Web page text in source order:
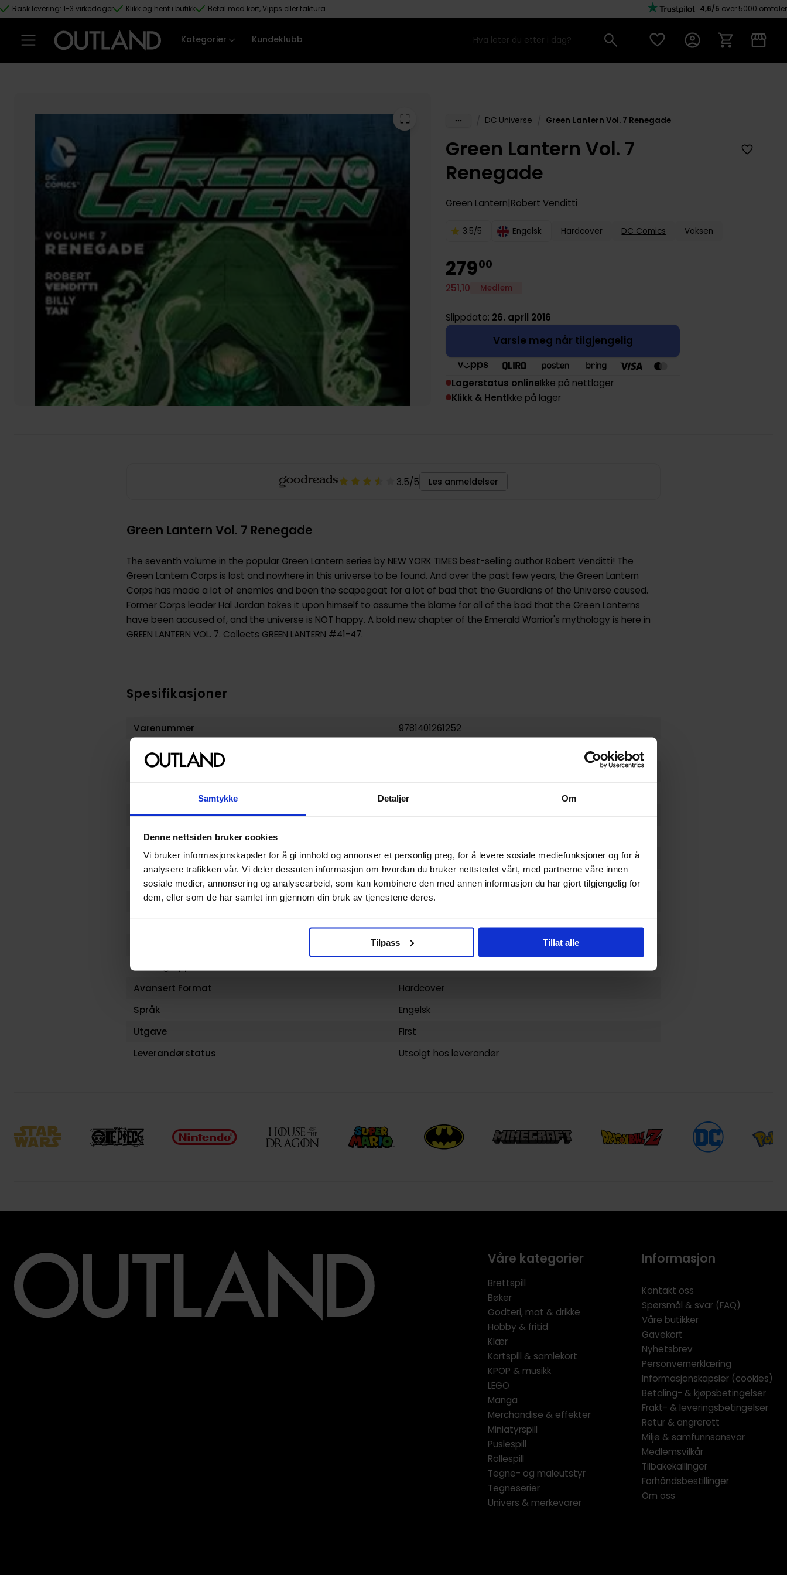
Samtykke Detaljer Om
Denne nettsiden bruker cookies
Vi bruker informasjonskapsler for å gi innhold og annonser et personlig preg, for å levere sosiale mediefunksjoner og for å
analysere trafikken vår. Vi deler dessuten informasjon om hvordan du bruker nettstedet vårt, med partnerne våre innen
sosiale medier, annonsering og analysearbeid, som kan kombinere den med annen informasjon du har gjort tilgjengelig for
dem, eller som de har samlet inn gjennom din bruk av tjenestene deres.
Tilpass Tillat alle
Hopp til hovedinnhold
Rask levering: 1-3 virkedager Klikk og hent i butikk Betal med kort, Vipps eller faktura 4,6/5 over 5000 omtaler
Kategorier Kundeklubb
DC Universe Green Lantern Vol. 7 Renegade
Green Lantern Vol. 7
Renegade
Green Lantern Robert Venditti
3.5/5 Engelsk Hardcover DC Comics Voksen
27900
251,10 Medlem
Slippdato: 26. april 2016
Varsle meg når tilgjengelig
Lagerstatus onlineIkke på nettlager
Klikk & HentIkke på lager
3.5/5 Les anmeldelser
Green Lantern Vol. 7 Renegade
The seventh volume in the popular Green Lantern series by NEW YORK TIMES best-selling author Robert Venditti! The
Green Lantern Corps is lost and nowhere in this universe to be found. And over the past few years, the Green Lantern
Corps has made a lot of enemies and been the scapegoat for a lot of bad that the Guardians of the Universe caused.
Former Corps leader Hal Jordan takes it upon himself to assume the blame for all of the bad that the Green Lanterns
have been accused of, and the universe is NOT happy. A bold new chapter of the Emerald Warrior's mythology is here in
GREEN LANTERN VOL. 7. Collects GREEN LANTERN #41-47.
Spesifikasjoner
Varenummer
9781401261252
Vekt (Kg) :
Country of Manufacture
Hardcover
Serie
Forfattere
Sjanger
Superhelt
Antall Sider
208
Utgiver
DC Comics
7
Avansert Format
Hardcover
Språk
Engelsk
Utgave
First
Leverandørstatus
Utsolgt hos leverandør
Våre kategorier
Brettspill
Bøker
Godteri, mat & drikke
Hobby & fritid
Klær
Kortspill & samlekort
KPOP & musikk
LEGO
Manga
Merchandise & effekter
Miniatyrspill
Puslespill
Rollespill
Tegne- og maleutstyr
Tegneserier
Univers & merkevarer
Informasjon
Kontakt oss
Spørsmål & svar (FAQ)
Våre butikker
Gavekort
Nyhetsbrev
Personvernerklæring
Informasjonskapsler (cookies)
Betaling- & kjøpsbetingelser
Frakt- & leveringsbetingelser
Retur & angrerett
Miljø & samfunnsansvar
Medlemsvilkår
Tilbakekallinger
Forhåndsbestillinger
Om oss